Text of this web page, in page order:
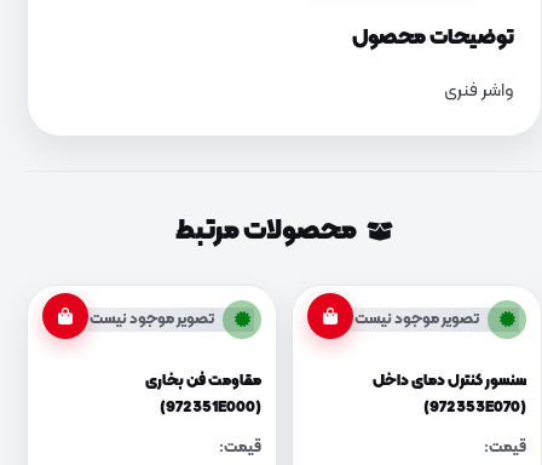
توضیحات محصول
واشر فنری
محصولات مرتبط
تصویر موجود نیست
سنسور کنترل دمای داخل
(972353E070)
قیمت:
تصویر موجود نیست
مقاومت فن بخاری
(972351E000)
قیمت: